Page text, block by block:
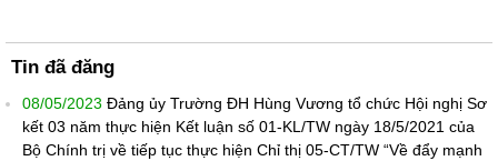
Tin đã đăng
08/05/2023 Đảng ủy Trường ĐH Hùng Vương tổ chức Hội nghị Sơ
kết 03 năm thực hiện Kết luận số 01-KL/TW ngày 18/5/2021 của
Bộ Chính trị về tiếp tục thực hiện Chỉ thị 05-CT/TW “Về đẩy mạnh